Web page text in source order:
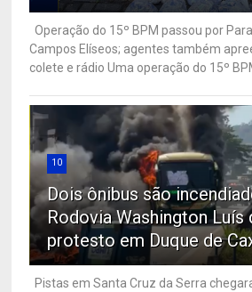
Operação do 15º BPM passou por
Campos Elíseos; agentes também
colete e rádio Uma operação do 15º
10
Dois ônibus são
Rodovia Washington Luís
protesto em Duque de
Pistas em Santa Cruz da Serra